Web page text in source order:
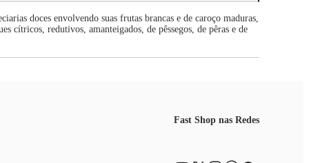
doces envolvendo suas frutas brancas e de caroço maduras,
cítricos, redutivos, amanteigados, de pêssegos, de pêras e de
Fast Shop nas Redes